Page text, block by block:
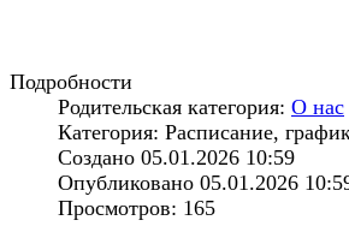
Подробности
Родительская категория: О нас
Категория: Расписание,
Создано 05.01.2026 10:59
Опубликовано 05.01.2026
Просмотров: 165